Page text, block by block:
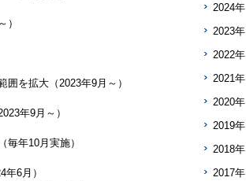
を拡大（2023年9月～）
年9月～）
年10月実施）
6月）
2024年
2023年
2022年
2021年
2020年
2019年
2018年
2017年